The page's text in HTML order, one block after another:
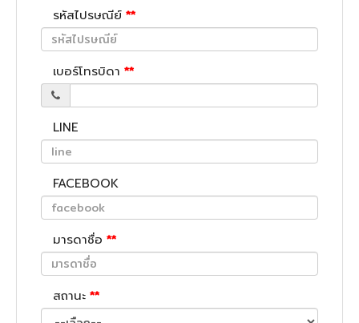
รหัสไปรษณีย์ **
เบอร์โทรบิดา **
LINE
FACEBOOK
มารดาชื่อ **
สถานะ **